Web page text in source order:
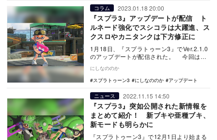
コラム 2023.01.18 20:00
『スプラ3』アップデートが配信 ト
ルネード強化でスシコラは大躍進、ス
クスロやカニタンクは下方修正に
1月18日、『スプラトゥーン3』でVer.2.1.0
のアップデートが配信された。 今回は対
にしなののか
スプラトゥーン3
にしなののか アップデート
ニュース 2022.11.15 14:50
『スプラ3』突如公開された新情報を
まとめて紹介！ 新ブキや亜種ブキ、
新モードも明らかに
『スプラトゥーン3』で12月1日より始まる